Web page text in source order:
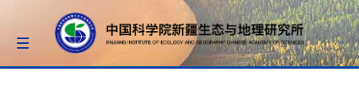
Toggle
navigation